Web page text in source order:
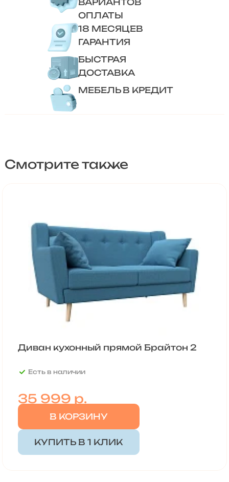
ВАРИАНТОВ
ОПЛАТЫ
18 МЕСЯЦЕВ
ГАРАНТИЯ
БЫСТРАЯ
ДОСТАВКА
МЕБЕЛЬ В КРЕДИТ
Смотрите также
Диван кухонный прямой Брайтон 2
Есть в наличии
35 999 р.
В КОРЗИНУ
КУПИТЬ В 1 КЛИК